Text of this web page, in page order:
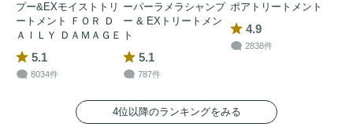
プー&EXモイストトリ
ートメント ＦＯＲ Ｄ
ＡＩＬＹ ＤＡＭＡＧＥ
5.1
8034件
ーパーラメラシャンプ
ー & EXトリートメン
ト
5.1
787件
ポアトリートメント
4.9
2838件
4位以降のランキングをみる